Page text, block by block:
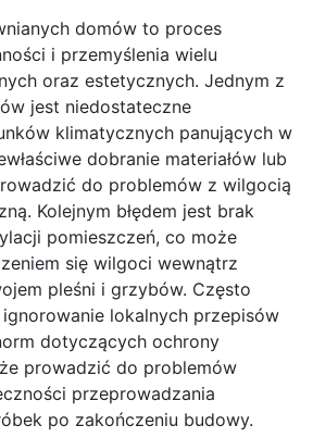
domów to proces
i przemyślenia wielu
oraz estetycznych. Jednym z
jest niedostateczne
klimatycznych panujących w
dobranie materiałów lub
do problemów z wilgocią
Kolejnym błędem jest brak
pomieszczeń, co może
się wilgoci wewnątrz
pleśni i grzybów. Często
lokalnych przepisów
dotyczących ochrony
prowadzić do problemów
przeprowadzania
po zakończeniu budowy.